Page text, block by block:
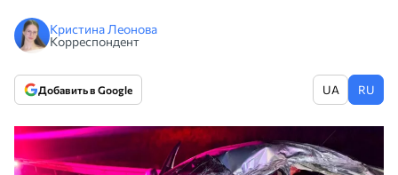
Кристина Леонова
Корреспондент
Добавить в Google UA RU